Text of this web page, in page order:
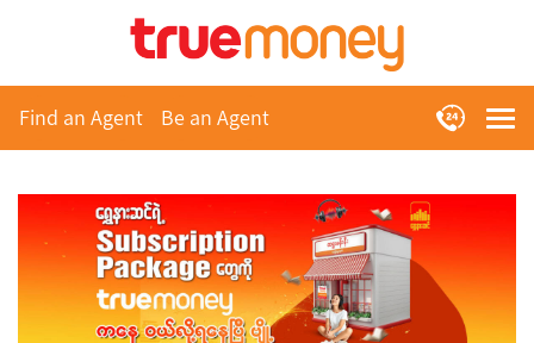
Find an Agent Be an Agent